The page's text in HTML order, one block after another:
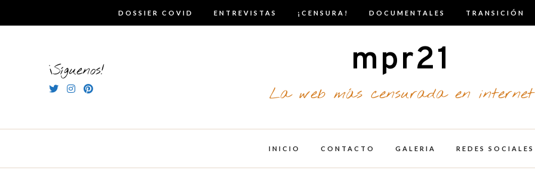
DOSSIER COVID ENTREVISTAS ¡CENSURA! DOCUMENTALES TRANSICIÓN
¡Síguenos! mpr21
La web más censurada en internet
INICIO CONTACTO GALERIA REDES SOCIALES